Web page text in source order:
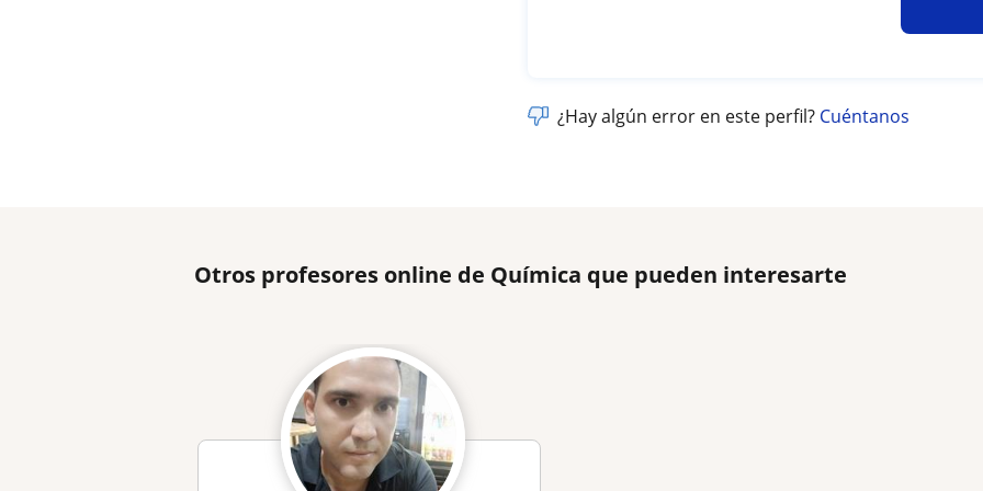
¿Hay algún error en este perfil? Cuéntanos
Otros profesores online de Química que pueden interesarte